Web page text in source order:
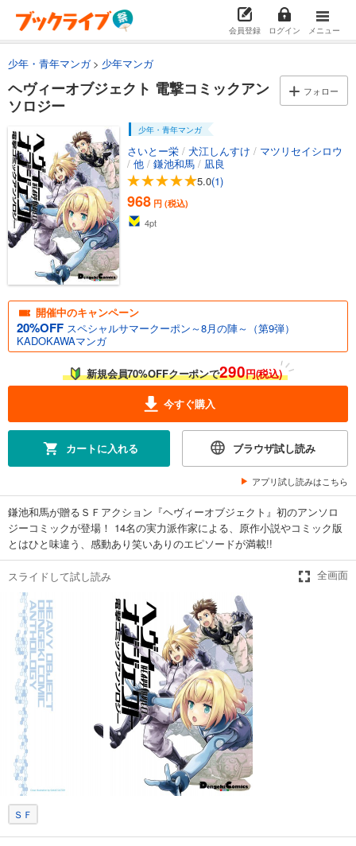
会員登録 ログイン メニュー
少年・青年マンガ 少年マンガ
ヘヴィーオブジェクト 電撃コミックアン
ソロジー
フォロー
少年・青年マンガ
さいとー栄 / 犬江しんすけ / マツリセイシロウ
/ 他 / 鎌池和馬 / 凪良
5.0(1)
968 円 (税込)
4pt
開催中のキャンペーン
20%OFF スペシャルサマークーポン～8月の陣～（第9弾）
KADOKAWAマンガ
新規会員70%OFFクーポンで290円(税込)
今すぐ購入
カートに入れる ブラウザ試し読み
アプリ試し読みはこちら
鎌池和馬が贈るＳＦアクション『ヘヴィーオブジェクト』初のアンソロ
ジーコミックが登場！ 14名の実力派作家による、原作小説やコミック版
とはひと味違う、感動あり笑いありのエピソードが満載!!
スライドして試し読み 全画面
ＳＦ